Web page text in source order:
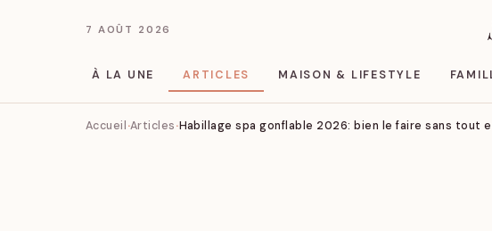
7 AOÛT 2026
À LA UNE ARTICLES MAISON & LIFESTYLE
Accueil Articles Habillage spa gonflable 2026: bien le faire sans tout